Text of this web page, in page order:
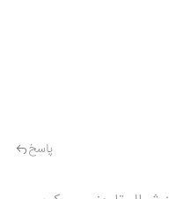
پاسخ